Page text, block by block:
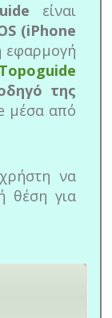
είναι
(iPhone
εφαρμογή
Topoguide
της
μέσα από
να
θέση για